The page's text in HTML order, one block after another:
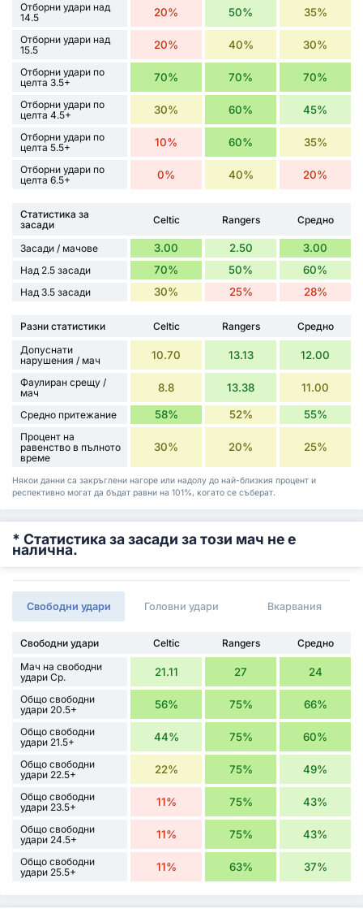
Отборни удари над
14.5
20% 50% 35%
Отборни удари над
15.5
20% 40% 30%
Отборни удари по
целта 3.5+
70% 70% 70%
Отборни удари по
целта 4.5+
30% 60% 45%
Отборни удари по
целта 5.5+
10% 60% 35%
Отборни удари по
целта 6.5+
0% 40% 20%
Статистика за
засади
Celtic Rangers Средно
Засади / мачове 3.00 2.50 3.00
Над 2.5 засади 70% 50% 60%
Над 3.5 засади 30% 25% 28%
Разни статистики Celtic Rangers
Средно
Допуснати
нарушения / мач
10.70 13.13 12.00
Фаулиран срещу /
мач
8.8 13.38 11.00
Средно притежание 58% 52% 55%
Процент на
равенство в пълното
време
30% 20% 25%
Някои данни са закръглени нагоре или надолу до най-близкия процент и
респективно могат да бъдат равни на 101%, когато се съберат.
* Статистика за засади за този мач не е
налична.
Свободни удари Головни удари Вкарвания
Свободни удари Celtic Rangers
Средно
Мач на свободни
удари Ср.
21.11 27 24
Общо свободни
удари 20.5+
56% 75% 66%
Общо свободни
удари 21.5+
44% 75% 60%
Общо свободни
удари 22.5+
22% 75% 49%
Общо свободни
удари 23.5+
11% 75% 43%
Общо свободни
удари 24.5+
11% 75% 43%
Общо свободни
удари 25.5+
11% 63% 37%